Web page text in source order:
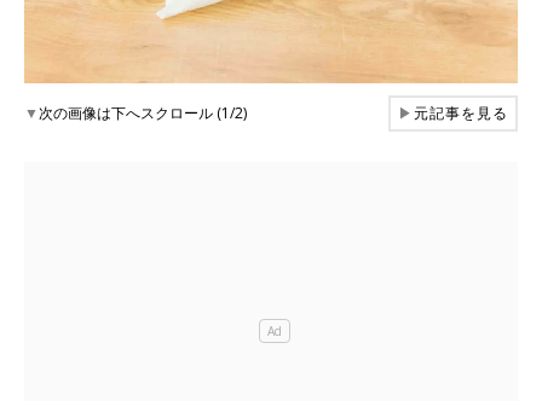
▼次の画像は下へスクロール (1/2) ▶元記事を見る